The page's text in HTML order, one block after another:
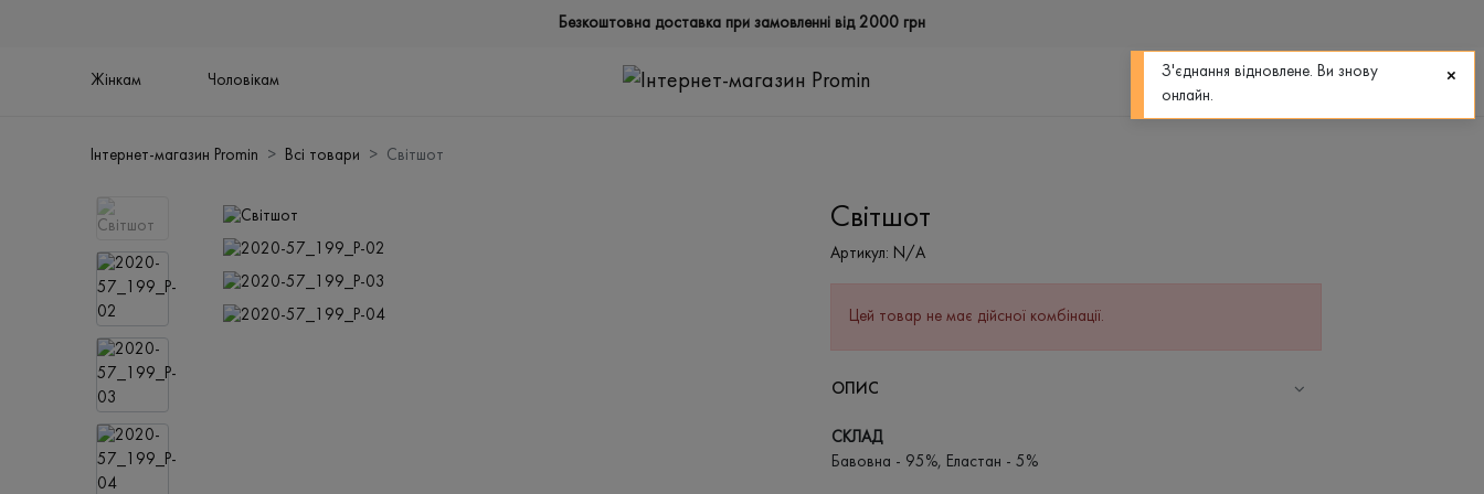
Безкоштовна доставка при замовленні від 2000 грн
Жінкам Чоловікам
0
Інтернет-магазин Promin Всі товари Світшот
Світшот
Артикул: N/A
Цей товар не має дійсної комбінації.
ОПИС
СКЛАД
Бавовна - 95%, Еластан - 5%
З'єднання відновлене. Ви знову
онлайн.